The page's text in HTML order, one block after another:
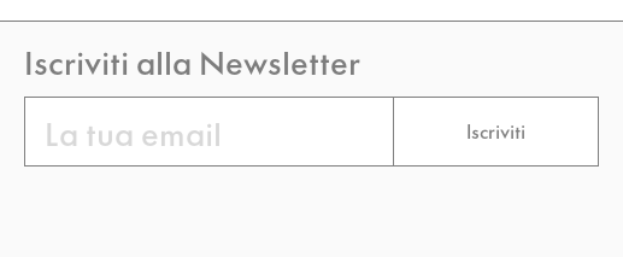
Iscriviti alla Newsletter
Email Iscriviti